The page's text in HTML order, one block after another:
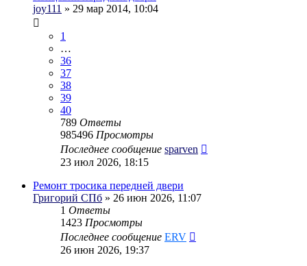
joy111 » 29 мар 2014, 10:04
1
…
36
37
38
39
40
789 Ответы
985496 Просмотры
Последнее сообщение sparven
23 июл 2026, 18:15
Ремонт тросика передней двери
Григорий СПб » 26 июн 2026, 11:07
1 Ответы
1423 Просмотры
Последнее сообщение ERV
26 июн 2026, 19:37